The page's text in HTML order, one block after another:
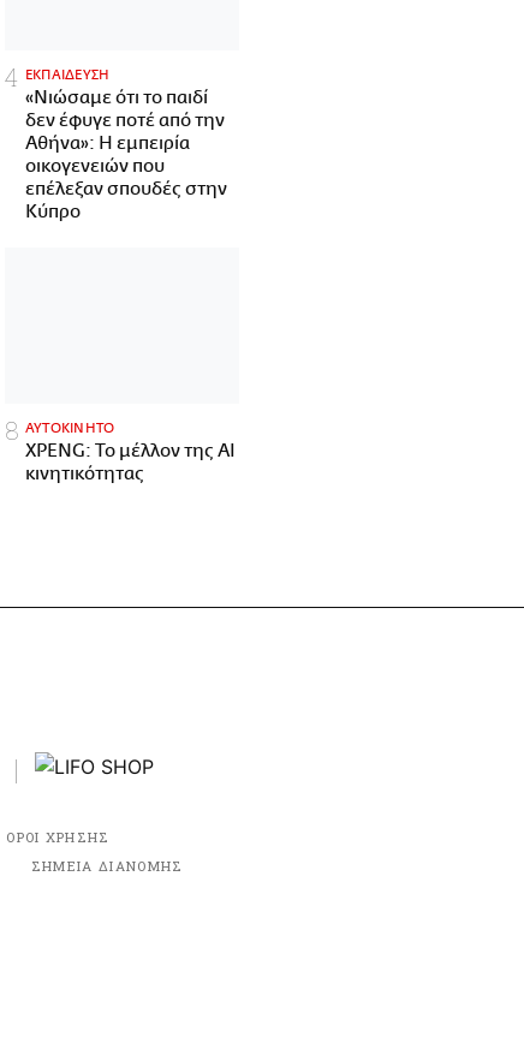
ΕΚΠΑΙΔΕΥΣΗ
«Νιώσαμε ότι το παιδί
δεν έφυγε ποτέ από την
Αθήνα»: Η εμπειρία
οικογενειών που
επέλεξαν σπουδές στην
Κύπρο
ΑΥΤΟΚΙΝΗΤΟ
XPENG: Το μέλλον της AI
κινητικότητας
ΟΡΟΙ ΧΡΗΣΗΣ
ΣΗΜΕΙΑ ΔΙΑΝΟΜΗΣ